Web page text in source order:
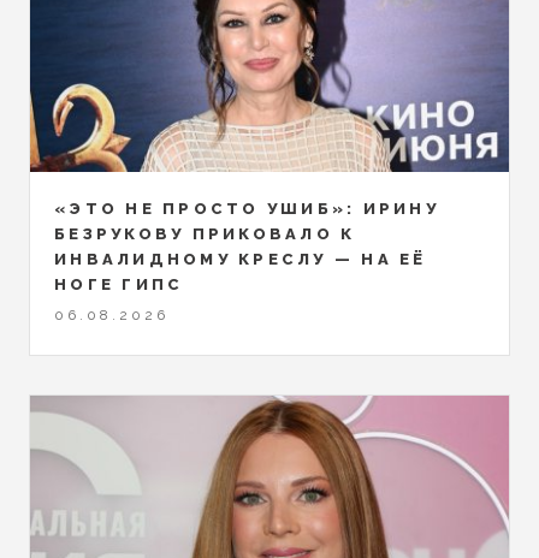
«ЭТО НЕ ПРОСТО УШИБ»: ИРИНУ
БЕЗРУКОВУ ПРИКОВАЛО К
ИНВАЛИДНОМУ КРЕСЛУ — НА ЕЁ
НОГЕ ГИПС
06.08.2026